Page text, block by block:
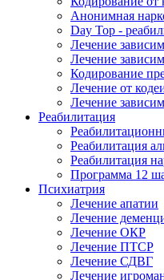
Анонимная
Day Top -
Лечение
Лечение
Кодирование
Лечение от
Лечение
Реабилитация
Реабилитация
Реабилитация
Программа 12
Психиатрия
Лечение апатии
Лечение
Лечение ОКР
Лечение ПТСР
Лечение СДВГ
Лечение